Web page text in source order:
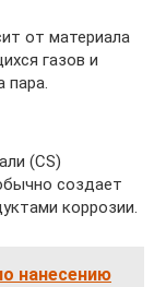
от материала
газов и
пара.
(CS)
создает
коррозии.
нанесению